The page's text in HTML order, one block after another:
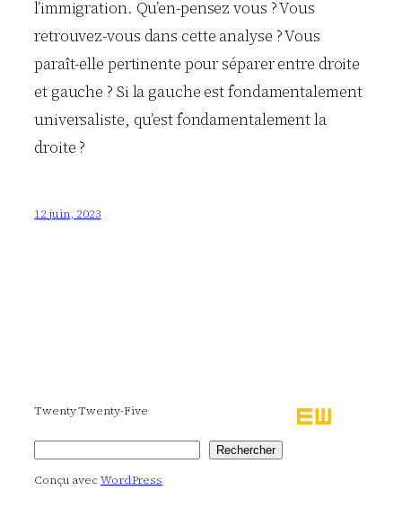
l’immigration. Qu’en-pensez vous ? Vous
retrouvez-vous dans cette analyse ? Vous
paraît-elle pertinente pour séparer entre droite
et gauche ? Si la gauche est fondamentalement
universaliste, qu’est fondamentalement la
droite ?
12 juin, 2023
Twenty Twenty-Five
Rechercher Rechercher
Conçu avecWordPress